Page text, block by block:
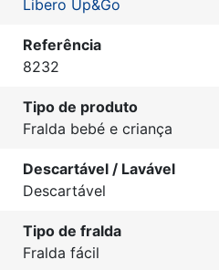
Libero Up&Go
Referência
8232
Tipo de produto
Fralda bebé e criança
Descartável / Lavável
Descartável
Tipo de fralda
Fralda fácil